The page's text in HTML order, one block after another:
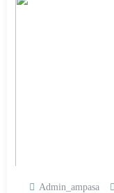
Admin_ampasa